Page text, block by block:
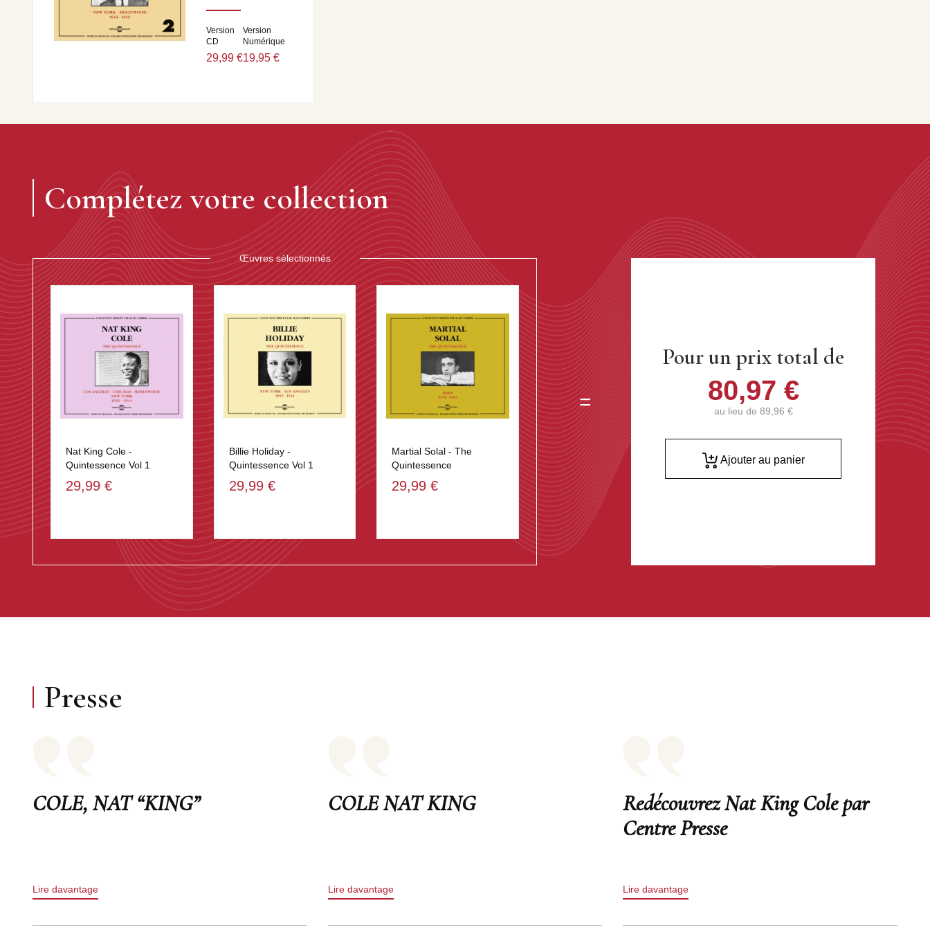
Version
CD
29,99 €
Version
Numérique
19,95 €
Complétez votre collection
Œuvres sélectionnés
Nat King Cole -
Quintessence Vol 1
29,99 €
Billie Holiday -
Quintessence Vol 1
29,99 €
Martial Solal - The
Quintessence
29,99 €
=
Pour un prix total de
80,97 €
au lieu de 89,96 €
Ajouter au panier
Presse
COLE, NAT “KING”
Lire davantage
COLE NAT KING
Lire davantage
Redécouvrez Nat King Cole par
Centre Presse
Lire davantage